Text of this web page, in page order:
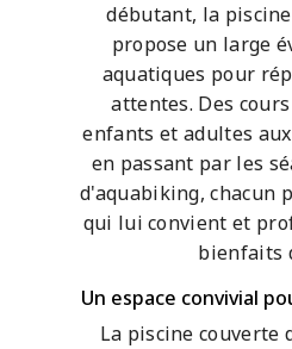
débutant, la
propose un large
aquatiques pour
attentes. Des
enfants et adultes
en passant par les
d'aquabiking, chacun
qui lui convient et
bienfaits
Un espace convivial
La piscine couverte